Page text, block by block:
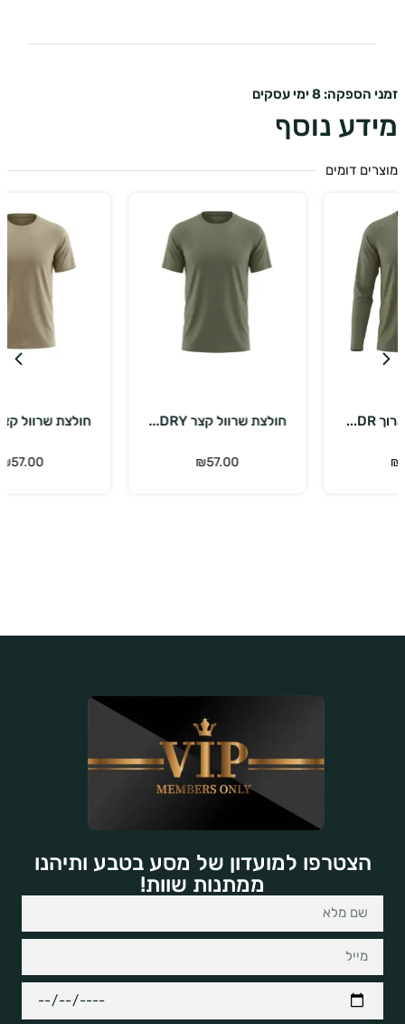
8 ימי עסקים
נוסף
דומים
חולצת שרוול קצר DRY... חולצת שרוול קצר DRY...
הצטרפו למועדון של מסע בטבע ותיהנו
ממתנות שוות!